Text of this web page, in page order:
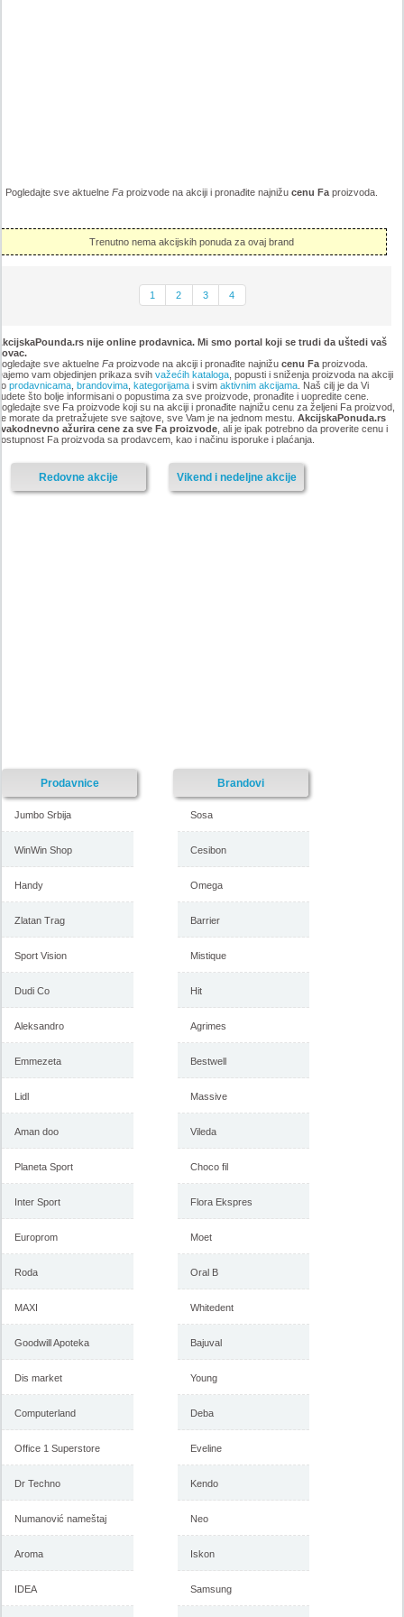
Pogledajte sve aktuelneFa proizvode na akciji i pronađite najnižucenu Fa proizvoda.
Trenutno nema akcijskih ponuda za ovaj brand
1 2 3 4
nije online prodavnica. Mi smo portal koji se trudi da uštedi vaš
sve aktuelne Faproizvode na akciji i pronađite najnižu cenu Faproizvoda.
vam objedinjen prikaza svih važećih kataloga, popusti i sniženja proizvoda na akciji
prodavnicama, brandovima, kategorijamai svim aktivnim akcijama. Naš cilj je da Vi
što bolje informisani o popustima za sve proizvode, pronađite i uopredite cene.
sve Fa proizvode koji su na akciji i pronađite najnižu cenu za željeni Fa proizvod,
morate da pretražujete sve sajtove, sve Vam je na jednom mestu. AkcijskaPonuda.rs
ažurira cene za sve Fa proizvode, ali je ipak potrebno da proverite cenu i
Fa proizvoda sa prodavcem, kao i načinu isporuke i plaćanja.
Vikend i nedeljne akcije
Redovne akcije
Prodavnice
Jumbo Srbija
WinWin Shop
Handy
Zlatan Trag
Sport Vision
Dudi Co
Aleksandro
Emmezeta
Lidl
Aman doo
Planeta Sport
Inter Sport
Europrom
Roda
MAXI
Goodwill Apoteka
Dis market
Computerland
Office 1 Superstore
Dr Techno
Numanović nameštaj
Aroma
IDEA
Brandovi
Sosa
Cesibon
Omega
Barrier
Mistique
Hit
Agrimes
Bestwell
Massive
Vileda
Choco fil
Flora Ekspres
Moet
Oral B
Whitedent
Bajuval
Young
Deba
Eveline
Kendo
Neo
Iskon
Samsung